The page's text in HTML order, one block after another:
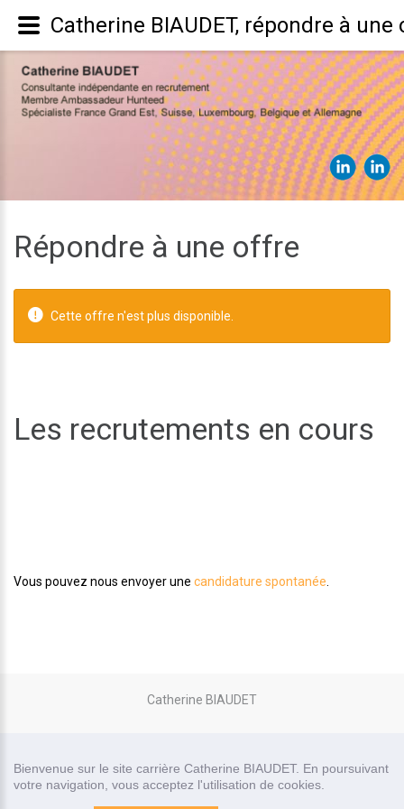
Bienvenue sur le site carrière Catherine BIAUDET. En poursuivant
votre navigation, vous acceptez l'utilisation de cookies.
Répondre à une offre
Cette offre n'est plus disponible.
Les recrutements en cours
Vous pouvez nous envoyer une candidature spontanée
Catherine BIAUDET
Recrutor, logiciel de recrutement
Catherine BIAUDET, répondre à